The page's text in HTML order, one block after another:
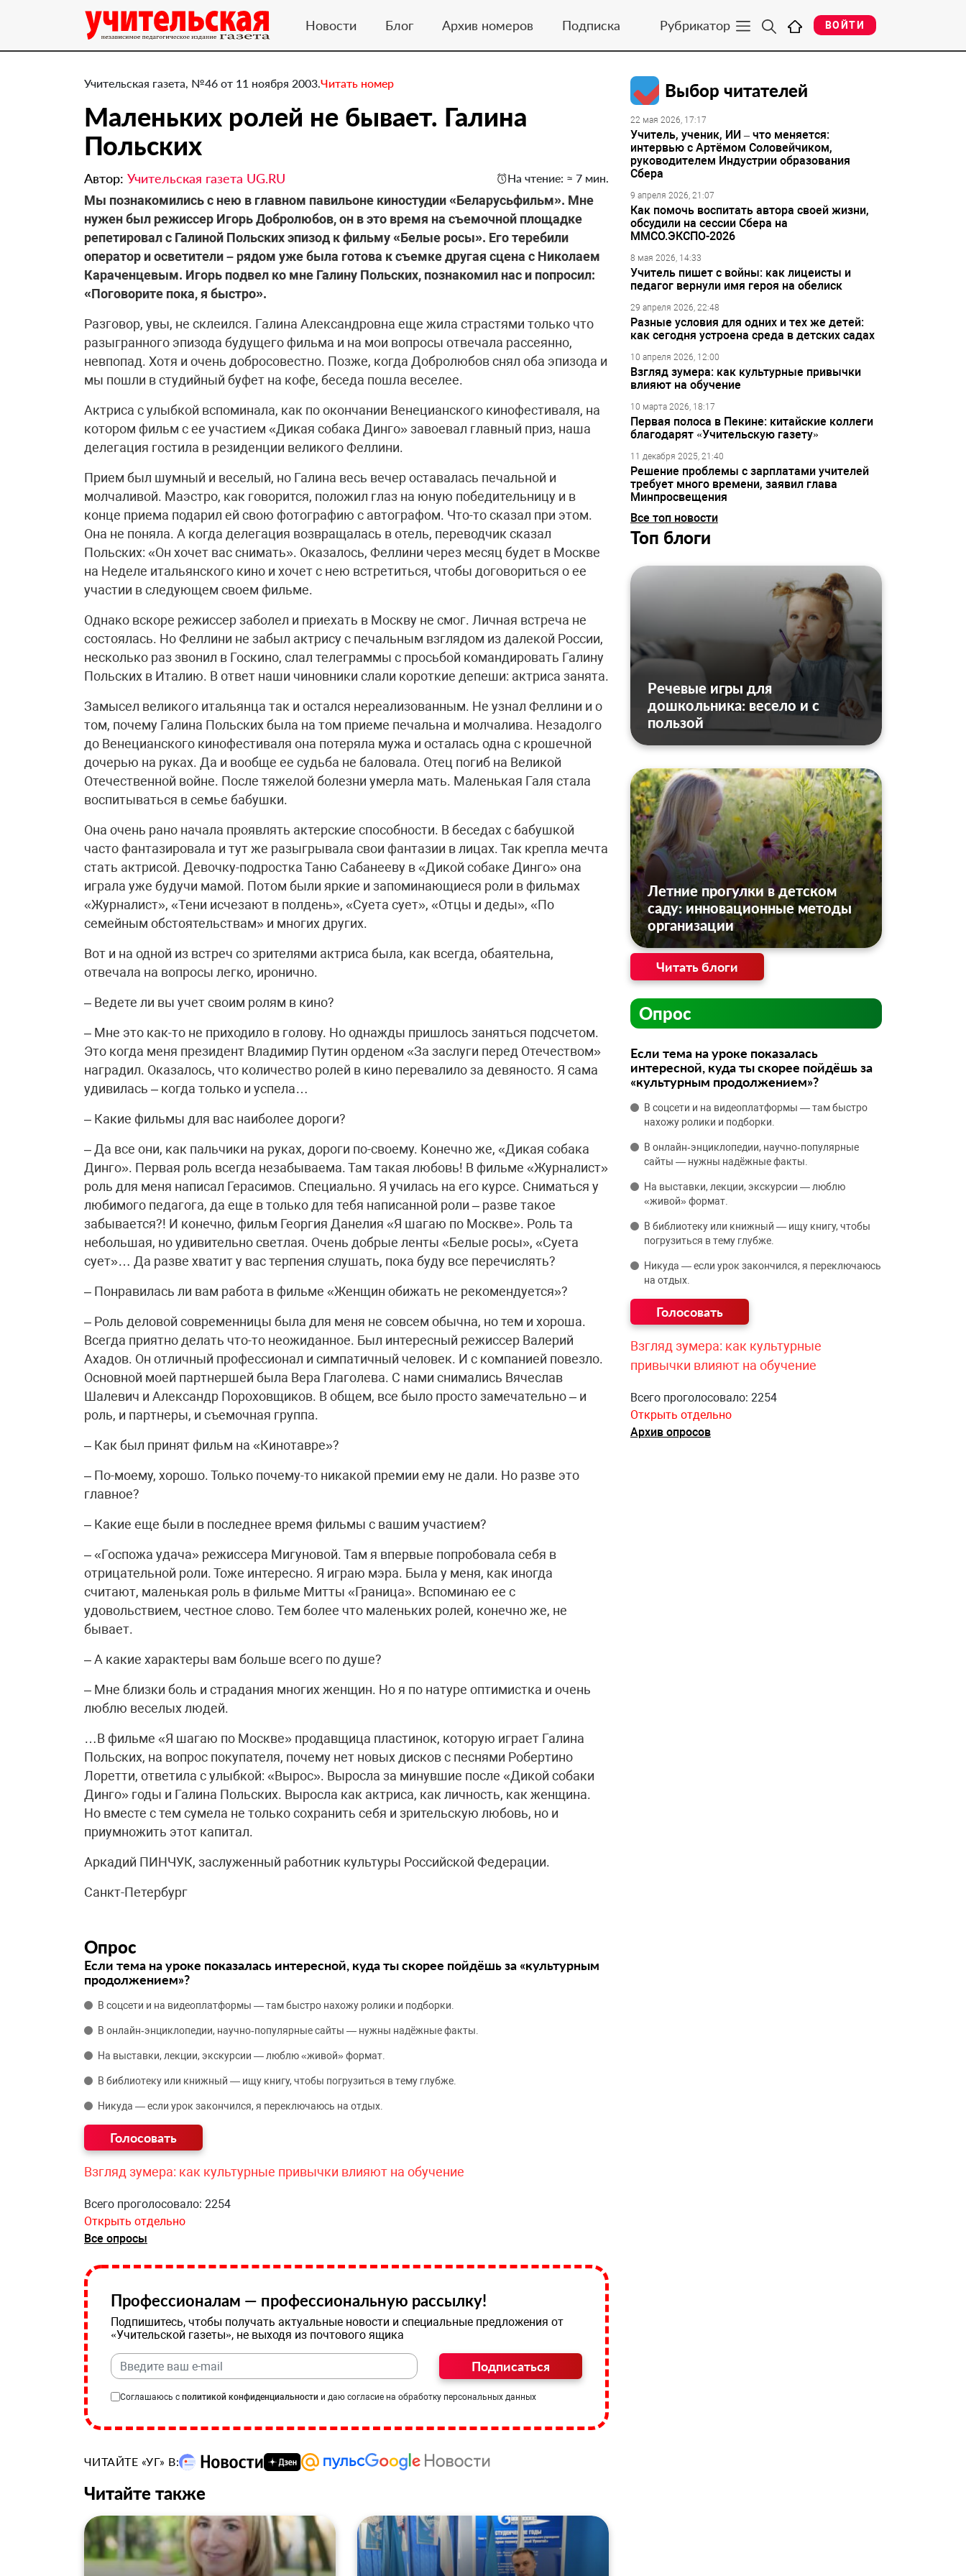
Новости Блог Архив номеров Подписка Рубрикатор ВОЙТИ
Учительская газета, №46 от 11 ноября 2003.Читать номер
Маленьких ролей не бывает. Галина
Польских
Автор: Учительская газета UG.RU На чтение: ≈ 7 мин.
Мы познакомились с нею в главном павильоне киностудии «Беларусьфильм». Мне
нужен был режиссер Игорь Добролюбов, он в это время на съемочной площадке
репетировал с Галиной Польских эпизод к фильму «Белые росы». Его теребили
оператор и осветители – рядом уже была готова к съемке другая сцена с Николаем
Караченцевым. Игорь подвел ко мне Галину Польских, познакомил нас и попросил:
«Поговорите пока, я быстро».
Разговор, увы, не склеился. Галина Александровна еще жила страстями только что
разыгранного эпизода будущего фильма и на мои вопросы отвечала рассеянно,
невпопад. Хотя и очень добросовестно. Позже, когда Добролюбов снял оба эпизода и
мы пошли в студийный буфет на кофе, беседа пошла веселее.
Актриса с улыбкой вспоминала, как по окончании Венецианского кинофестиваля, на
котором фильм с ее участием «Дикая собака Динго» завоевал главный приз, наша
делегация гостила в резиденции великого Феллини.
Прием был шумный и веселый, но Галина весь вечер оставалась печальной и
молчаливой. Маэстро, как говорится, положил глаз на юную победительницу и в
конце приема подарил ей свою фотографию с автографом. Что-то сказал при этом.
Она не поняла. А когда делегация возвращалась в отель, переводчик сказал
Польских: «Он хочет вас снимать». Оказалось, Феллини через месяц будет в Москве
на Неделе итальянского кино и хочет с нею встретиться, чтобы договориться о ее
участии в следующем своем фильме.
Однако вскоре режиссер заболел и приехать в Москву не смог. Личная встреча не
состоялась. Но Феллини не забыл актрису с печальным взглядом из далекой России,
несколько раз звонил в Госкино, слал телеграммы с просьбой командировать Галину
Польских в Италию. В ответ наши чиновники слали короткие депеши: актриса занята.
Замысел великого итальянца так и остался нереализованным. Не узнал Феллини и о
том, почему Галина Польских была на том приеме печальна и молчалива. Незадолго
до Венецианского кинофестиваля она потеряла мужа и осталась одна с крошечной
дочерью на руках. Да и вообще ее судьба не баловала. Отец погиб на Великой
Отечественной войне. После тяжелой болезни умерла мать. Маленькая Галя стала
воспитываться в семье бабушки.
Она очень рано начала проявлять актерские способности. В беседах с бабушкой
часто фантазировала и тут же разыгрывала свои фантазии в лицах. Так крепла мечта
стать актрисой. Девочку-подростка Таню Сабанееву в «Дикой собаке Динго» она
играла уже будучи мамой. Потом были яркие и запоминающиеся роли в фильмах
«Журналист», «Тени исчезают в полдень», «Суета сует», «Отцы и деды», «По
семейным обстоятельствам» и многих других.
Вот и на одной из встреч со зрителями актриса была, как всегда, обаятельна,
отвечала на вопросы легко, иронично.
– Ведете ли вы учет своим ролям в кино?
– Мне это как-то не приходило в голову. Но однажды пришлось заняться подсчетом.
Это когда меня президент Владимир Путин орденом «За заслуги перед Отечеством»
наградил. Оказалось, что количество ролей в кино перевалило за девяносто. Я сама
удивилась – когда только и успела…
– Какие фильмы для вас наиболее дороги?
– Да все они, как пальчики на руках, дороги по-своему. Конечно же, «Дикая собака
Динго». Первая роль всегда незабываема. Там такая любовь! В фильме «Журналист»
роль для меня написал Герасимов. Специально. Я училась на его курсе. Сниматься у
любимого педагога, да еще в только для тебя написанной роли – разве такое
забывается?! И конечно, фильм Георгия Данелия «Я шагаю по Москве». Роль та
небольшая, но удивительно светлая. Очень добрые ленты «Белые росы», «Суета
сует»… Да разве хватит у вас терпения слушать, пока буду все перечислять?
– Понравилась ли вам работа в фильме «Женщин обижать не рекомендуется»?
– Роль деловой современницы была для меня не совсем обычна, но тем и хороша.
Всегда приятно делать что-то неожиданное. Был интересный режиссер Валерий
Ахадов. Он отличный профессионал и симпатичный человек. И с компанией повезло.
Основной моей партнершей была Вера Глаголева. С нами снимались Вячеслав
Шалевич и Александр Пороховщиков. В общем, все было просто замечательно – и
роль, и партнеры, и съемочная группа.
– Как был принят фильм на «Кинотавре»?
– По-моему, хорошо. Только почему-то никакой премии ему не дали. Но разве это
главное?
– Какие еще были в последнее время фильмы с вашим участием?
– «Госпожа удача» режиссера Мигуновой. Там я впервые попробовала себя в
отрицательной роли. Тоже интересно. Я играю мэра. Была у меня, как иногда
считают, маленькая роль в фильме Митты «Граница». Вспоминаю ее с
удовольствием, честное слово. Тем более что маленьких ролей, конечно же, не
бывает.
– А какие характеры вам больше всего по душе?
– Мне близки боль и страдания многих женщин. Но я по натуре оптимистка и очень
люблю веселых людей.
…В фильме «Я шагаю по Москве» продавщица пластинок, которую играет Галина
Польских, на вопрос покупателя, почему нет новых дисков с песнями Робертино
Лоретти, ответила с улыбкой: «Вырос». Выросла за минувшие после «Дикой собаки
Динго» годы и Галина Польских. Выросла как актриса, как личность, как женщина.
Но вместе с тем сумела не только сохранить себя и зрительскую любовь, но и
приумножить этот капитал.
Аркадий ПИНЧУК, заслуженный работник культуры Российской Федерации.
Санкт-Петербург
Опрос
Если тема на уроке показалась интересной, куда ты скорее пойдёшь за «культурным
продолжением»?
В соцсети и на видеоплатформы — там быстро нахожу ролики и подборки.
В онлайн‑энциклопедии, научно‑популярные сайты — нужны надёжные факты.
На выставки, лекции, экскурсии — люблю «живой» формат.
В библиотеку или книжный — ищу книгу, чтобы погрузиться в тему глубже.
Никуда — если урок закончился, я переключаюсь на отдых.
Взгляд зумера: как культурные привычки влияют на обучение
Всего проголосовало: 2254
Открыть отдельно
Все опросы
Профессионалам — профессиональную рассылку!
Подпишитесь, чтобы получать актуальные новости и специальные предложения от
«Учительской газеты», не выходя из почтового ящика
Подписаться
Соглашаюсь с политикой конфиденциальности и даю согласие на обработку персональных данных
ЧИТАЙТЕ «УГ» В:
Читайте также
Выбор читателей
22 мая 2026, 17:17
Учитель, ученик, ИИ – что меняется:
интервью с Артёмом Соловейчиком,
руководителем Индустрии образования
Сбера
9 апреля 2026, 21:07
Как помочь воспитать автора своей жизни,
обсудили на сессии Сбера на
ММСО.ЭКСПО-2026
8 мая 2026, 14:33
Учитель пишет с войны: как лицеисты и
педагог вернули имя героя на обелиск
29 апреля 2026, 22:48
Разные условия для одних и тех же детей:
как сегодня устроена среда в детских садах
10 апреля 2026, 12:00
Взгляд зумера: как культурные привычки
влияют на обучение
10 марта 2026, 18:17
Первая полоса в Пекине: китайские коллеги
благодарят «Учительскую газету»
11 декабря 2025, 21:40
Решение проблемы с зарплатами учителей
требует много времени, заявил глава
Минпросвещения
Все топ новости
Топ блоги
Речевые игры для
дошкольника: весело и с
пользой
Летние прогулки в детском
саду: инновационные методы
организации
Читать блоги
Опрос
Если тема на уроке показалась
интересной, куда ты скорее пойдёшь за
«культурным продолжением»?
В соцсети и на видеоплатформы — там быстро
нахожу ролики и подборки.
В онлайн‑энциклопедии, научно‑популярные
сайты — нужны надёжные факты.
На выставки, лекции, экскурсии — люблю
«живой» формат.
В библиотеку или книжный — ищу книгу, чтобы
погрузиться в тему глубже.
Никуда — если урок закончился, я переключаюсь
на отдых.
Взгляд зумера: как культурные
привычки влияют на обучение
Всего проголосовало: 2254
Открыть отдельно
Архив опросов